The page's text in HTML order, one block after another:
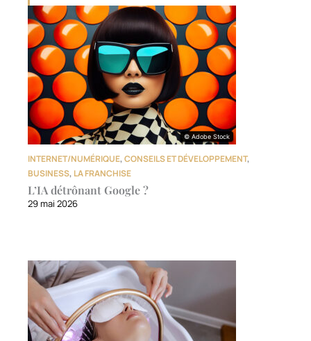
© Adobe Stock
© Adobe Stock
INTERNET/NUMÉRIQUE,CONSEILS ET DÉVELOPPEMENT,
BUSINESS, LA FRANCHISE
L’IA détrônant Google ?
29 mai 2026